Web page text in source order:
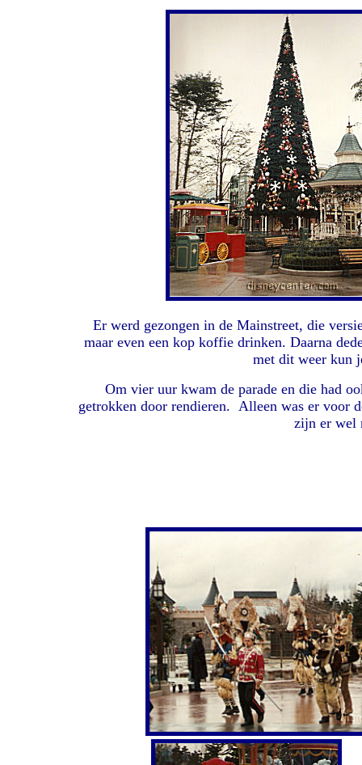
Er werd gezongen in de Mainstreet, die
maar even een kop koffie drinken. Daarna
met dit weer kun
Om vier uur kwam de parade en die had
getrokken door rendieren. Alleen was er voor
zijn er wel